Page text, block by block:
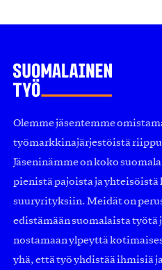
Olemme jäsentemme
työmarkkinajärjestöistä
Jäseninämme on koko
pienistä pajoista ja
suuryrityksiin. Meidät on
edistämään suomalaista työtä
nostamaan ylpeyttä
yhä, että työ yhdistää ihmisiä